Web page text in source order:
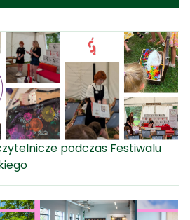
podczas Festiwalu